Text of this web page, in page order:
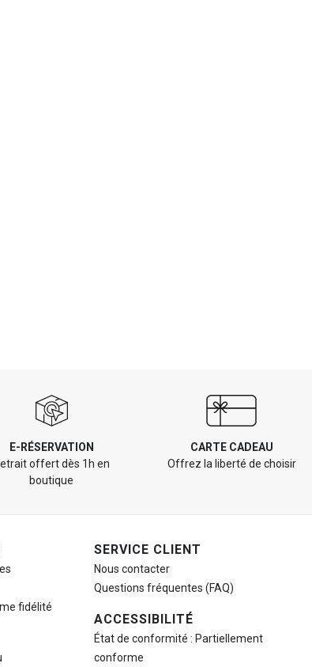
E-RÉSERVATION
offert dès 1h en
boutique
CARTE CADEAU
Offrez la liberté de choisir
fidélité
SERVICE CLIENT
Nous contacter
Questions fréquentes (FAQ)
ACCESSIBILITÉ
État de conformité : Partiellement
conforme